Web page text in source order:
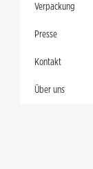
Verpackung
Presse
Kontakt
Über uns